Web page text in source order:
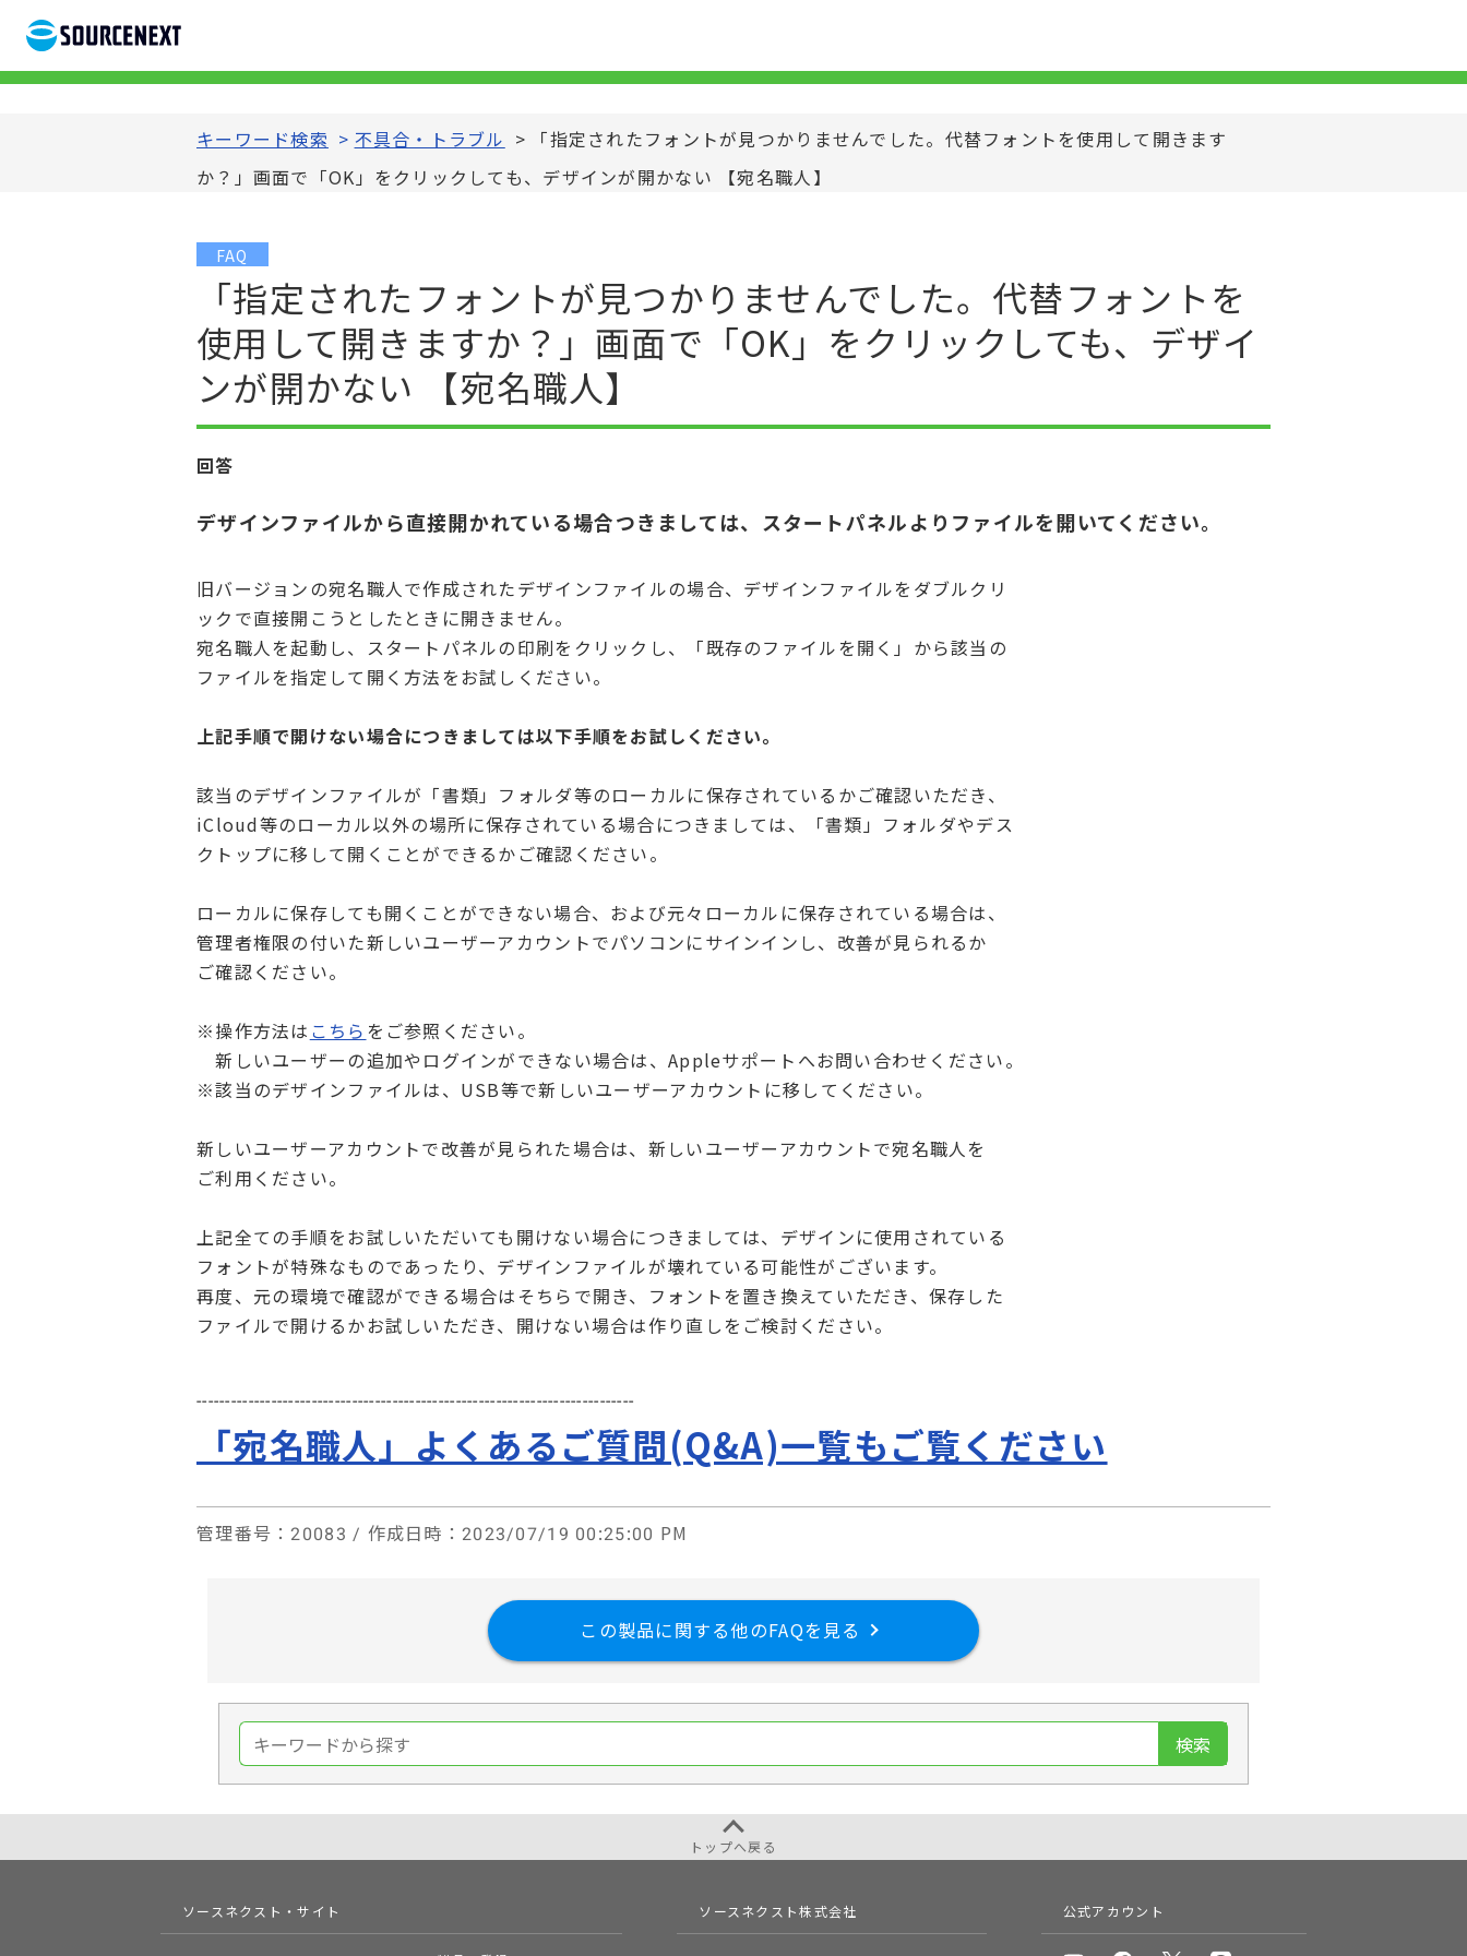
キーワード検索 > 不具合・トラブル >
「指定されたフォントが見つかりませんでした。代替フォントを使用して開きます
か？」画面で「OK」をクリックしても、デザインが開かない 【宛名職人】
FAQ
「指定されたフォントが見つかりませんでした。代替フォントを
使用して開きますか？」画面で「OK」をクリックしても、デザイ
ンが開かない 【宛名職人】
回答
デザインファイルから直接開かれている場合つきましては、スタートパネルよりファイルを開いてください。
旧バージョンの宛名職人で作成されたデザインファイルの場合、デザインファイルをダブルクリ
ックで直接開こうとしたときに開きません。
宛名職人を起動し、スタートパネルの印刷をクリックし、「既存のファイルを開く」から該当の
ファイルを指定して開く方法をお試しください。
上記手順で開けない場合につきましては以下手順をお試しください。
該当のデザインファイルが「書類」フォルダ等のローカルに保存されているかご確認いただき、
iCloud等のローカル以外の場所に保存されている場合につきましては、「書類」フォルダやデス
クトップに移して開くことができるかご確認ください。
ローカルに保存しても開くことができない場合、および元々ローカルに保存されている場合は、
管理者権限の付いた新しいユーザーアカウントでパソコンにサインインし、改善が見られるか
ご確認ください。
※操作方法は こちら をご参照ください。
新しいユーザーの追加やログインができない場合は、Appleサポートへお問い合わせください。
※該当のデザインファイルは、USB等で新しいユーザーアカウントに移してください。
新しいユーザーアカウントで改善が見られた場合は、新しいユーザーアカウントで宛名職人を
ご利用ください。
上記全ての手順をお試しいただいても開けない場合につきましては、デザインに使用されている
フォントが特殊なものであったり、デザインファイルが壊れている可能性がございます。
再度、元の環境で確認ができる場合はそちらで開き、フォントを置き換えていただき、保存した
ファイルで開けるかお試しいただき、開けない場合は作り直しをご検討ください。
----------------------------------------------------------------------------
「宛名職人」よくあるご質問(Q&A)一覧もご覧ください
管理番号 ：20083 / 作成日時 ：2023/07/19 00:25:00 PM
この製品に関する他のFAQを見る
検索
トップへ戻る
ソースネクスト・サイト ソースネクスト株式会社 公式アカウント